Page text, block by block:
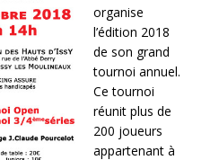
organise
l’édition 2018
de son grand
tournoi annuel.
Ce tournoi
réunit plus de
200 joueurs
appartenant à